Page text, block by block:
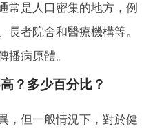
常是人口密集的地方，例
長者院舍和醫療機構等。
播病原體。
？多少百分比？
，但一般情況下，對於健